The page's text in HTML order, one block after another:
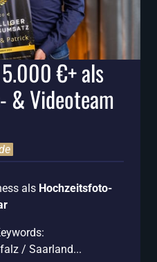
€+ als
& Videoteam
als Hochzeitsfoto-
/ Saarland...